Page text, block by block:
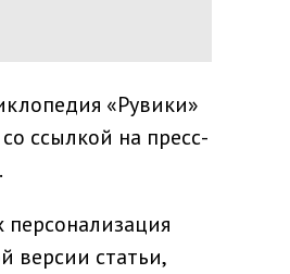
«Рувики»
со ссылкой на пресс-
персонализация
версии статьи,